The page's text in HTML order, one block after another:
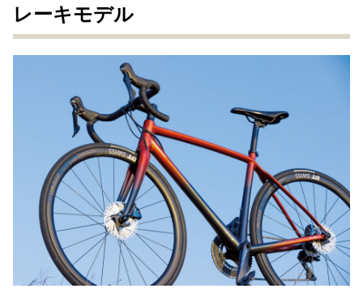
レーキモデル